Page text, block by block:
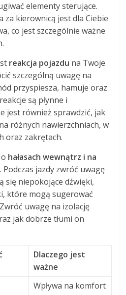
elementy sterujące.
za kierownicą jest dla Ciebie
co jest szczególnie ważne
reakcja pojazdu na Twoje
szczególną uwagę na
przyspiesza, hamuje oraz
są płynne i
jest również sprawdzić, jak
różnych nawierzchniach, w
oraz zakrętach.
hałasach wewnątrz i na
Podczas jazdy zwróć uwagę
się niepokojące dźwięki,
które mogą sugerować
uwagę na izolację
jak dobrze tłumi on
Dlaczego jest
ważne
Wpływa na komfort